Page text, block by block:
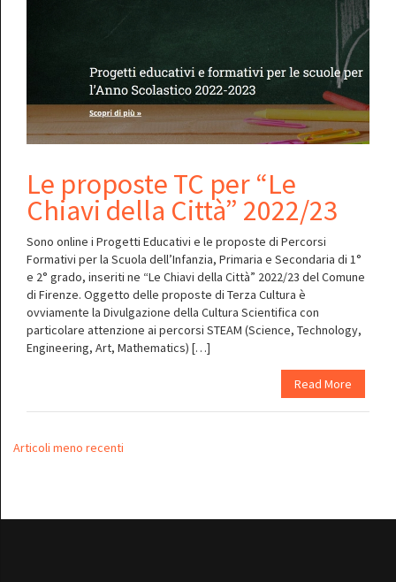
Le proposte TC per “Le
Chiavi della Città” 2022/23
Sono online i Progetti Educativi e le proposte di Percorsi
Formativi per la Scuola dell’Infanzia, Primaria e Secondaria di 1°
e 2° grado, inseriti ne “Le Chiavi della Città” 2022/23 del Comune
di Firenze. Oggetto delle proposte di Terza Cultura è
ovviamente la Divulgazione della Cultura Scientifica con
particolare attenzione ai percorsi STEAM (Science, Technology,
Engineering, Art, Mathematics) […]
Read More
Navigazione
Articoli meno recenti